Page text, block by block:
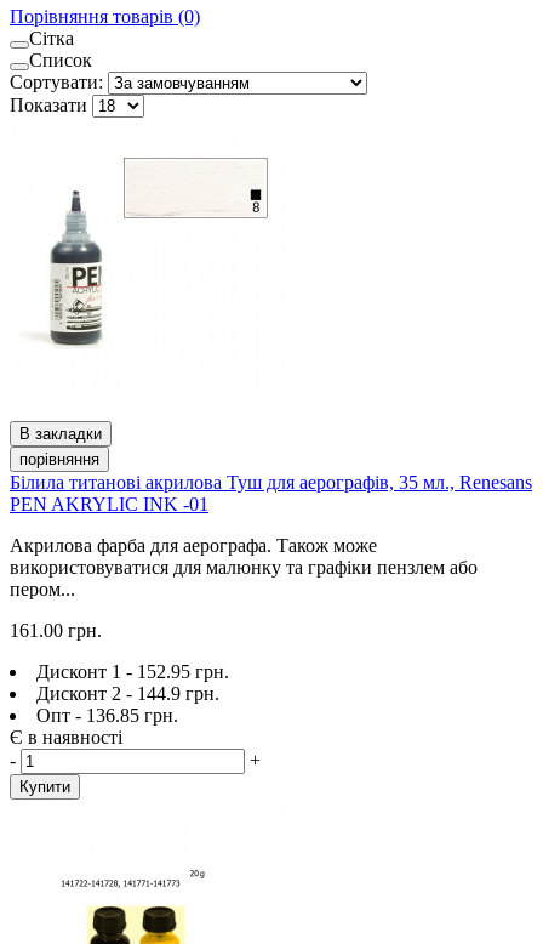
Порівняння товарів (0)
Сітка
Список
Сортувати:
Показати
В закладки
порівняння
Білила титанові акрилова Туш для аерографів, 35 мл., Renesans
PEN AKRYLIC INK -01
Акрилова фарба для аерографа. Також може
використовуватися для малюнку та графіки пензлем або
пером...
161.00 грн.
Дисконт 1 - 152.95 грн.
Дисконт 2 - 144.9 грн.
Опт - 136.85 грн.
Є в наявності
-
+
Купити